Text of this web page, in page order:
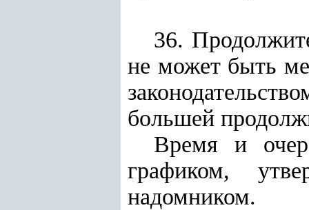
36.
не может быть
большей
Время и
графиком,
надомником.